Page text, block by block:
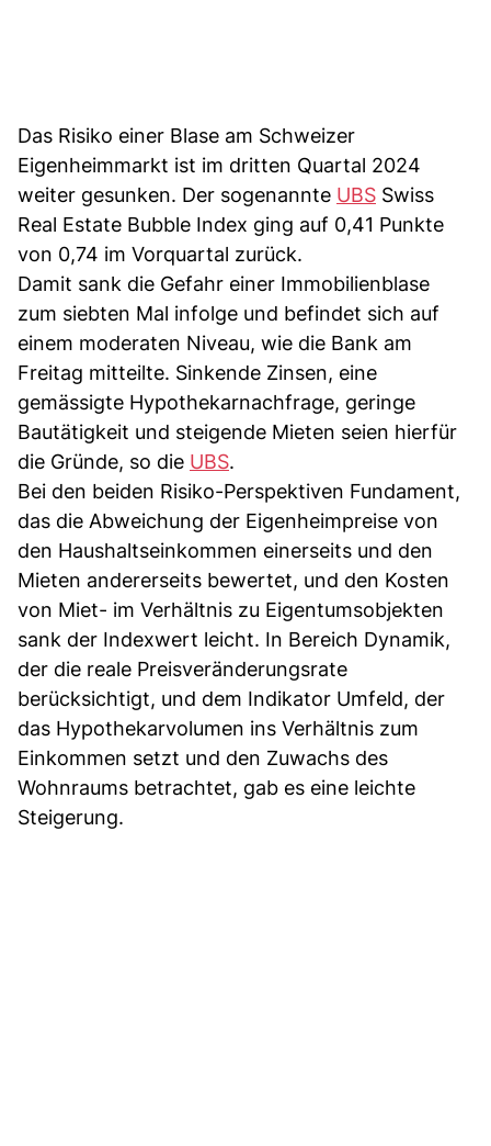
Das Risiko einer Blase am Schweizer
Eigenheimmarkt ist im dritten Quartal 2024
weiter gesunken. Der sogenannte UBS Swiss
Real Estate Bubble Index ging auf 0,41 Punkte
von 0,74 im Vorquartal zurück.
Damit sank die Gefahr einer Immobilienblase
zum siebten Mal infolge und befindet sich auf
einem moderaten Niveau, wie die Bank am
Freitag mitteilte. Sinkende Zinsen, eine
gemässigte Hypothekarnachfrage, geringe
Bautätigkeit und steigende Mieten seien hierfür
die Gründe, so die UBS.
Bei den beiden Risiko-Perspektiven Fundament,
das die Abweichung der Eigenheimpreise von
den Haushaltseinkommen einerseits und den
Mieten andererseits bewertet, und den Kosten
von Miet- im Verhältnis zu Eigentumsobjekten
sank der Indexwert leicht. In Bereich Dynamik,
der die reale Preisveränderungsrate
berücksichtigt, und dem Indikator Umfeld, der
das Hypothekarvolumen ins Verhältnis zum
Einkommen setzt und den Zuwachs des
Wohnraums betrachtet, gab es eine leichte
Steigerung.